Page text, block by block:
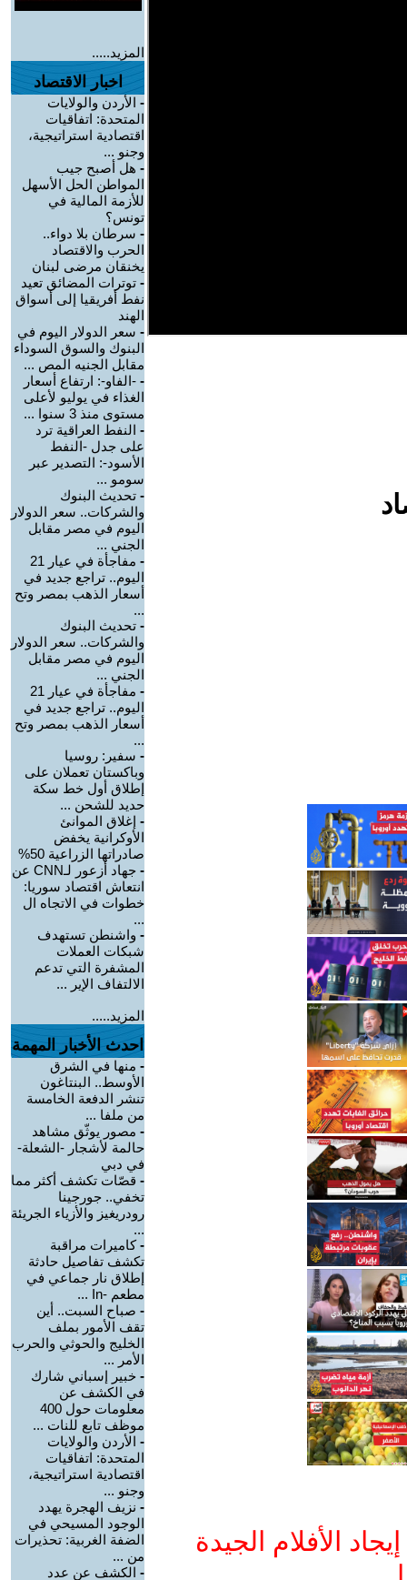
الأفلام الجيدة
المزيد.....
اخبار الاقتصاد
- الأردن والولايات
المتحدة: اتفاقيات
اقتصادية استراتيجية،
وجنو ...
- هل أصبح جيب
المواطن الحل الأسهل
للأزمة المالية في
تونس؟
- سرطان بلا دواء..
الحرب والاقتصاد
يخنقان مرضى لبنان
- توترات المضائق تعيد
نفط أفريقيا إلى أسواق
الهند
- سعر الدولار اليوم في
البنوك والسوق السوداء
مقابل الجنيه المص ...
- -الفاو-: ارتفاع أسعار
الغذاء في يوليو لأعلى
مستوى منذ 3 سنوا ...
- النفط العراقية ترد
على جدل -النفط
الأسود-: التصدير عبر
سومو ...
- تحديث البنوك
والشركات.. سعر الدولار
اليوم في مصر مقابل
الجني ...
-
مفاجأة في عيار 21
اليوم.. تراجع جديد في
أسعار الذهب بمصر وتح
...
- تحديث البنوك
والشركات.. سعر الدولار
اليوم في مصر مقابل
الجني ...
-
مفاجأة في عيار 21
اليوم.. تراجع جديد في
أسعار الذهب بمصر وتح
...
- سفير: روسيا
وباكستان تعملان على
إطلاق أول خط سكة
حديد للشحن ...
- إغلاق الموانئ
الأوكرانية يخفض
صادراتها الزراعية 50%
-
جهاد أزعور لـCNN عن
انتعاش اقتصاد سوريا:
خطوات في الاتجاه ال
...
- واشنطن تستهدف
شبكات العملات
المشفرة التي تدعم
الالتفاف الإير ...
المزيد.....
احدث الأخبار المهمة
- منها في الشرق
الأوسط.. البنتاغون
تنشر الدفعة الخامسة
من ملفا ...
- مصور يوثّق مشاهد
حالمة لأشجار -الشعلة-
في دبي
- قصّات تكشف أكثر مما
تخفي.. جورجينا
رودريغيز والأزياء الجريئة
...
-كاميرات مراقبة
تكشف تفاصيل حادثة
إطلاق نار جماعي في
مطعم -In ...
- صباح السبت.. أين
تقف الأمور بملف
الخليج والحوثي والحرب
الأمر ...
- خبير إسباني شارك
في الكشف عن
معلومات حول 400
موظف تابع للنات ...
- الأردن والولايات
المتحدة: اتفاقيات
اقتصادية استراتيجية،
وجنو ...
- نزيف الهجرة يهدد
الوجود المسيحي في
الضفة الغربية: تحذيرات
من ...
- الكشف عن عدد